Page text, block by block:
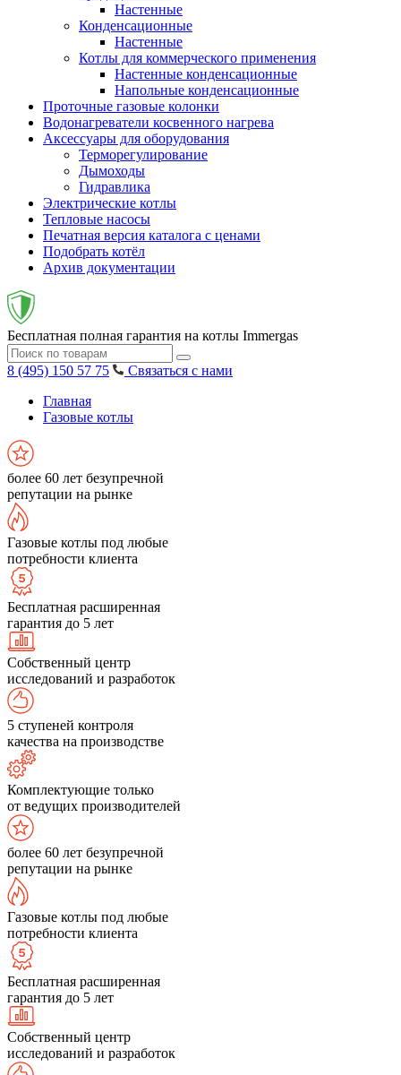
Настенные
Конденсационные
Настенные
Котлы для коммерческого применения
Настенные конденсационные
Напольные конденсационные
Проточные газовые колонки
Водонагреватели косвенного нагрева
Аксессуары для оборудования
Терморегулирование
Дымоходы
Гидравлика
Электрические котлы
Тепловые насосы
Печатная версия каталога с ценами
Подобрать котёл
Архив документации
Бесплатная полная гарантия на котлы Immergas
8 (495) 150 57 75
Связаться с нами
Главная
Газовые котлы
более 60 лет безупречной
репутации на рынке
Газовые котлы под любые
потребности клиента
Бесплатная расширенная
гарантия до 5 лет
Собственный центр
исследований и разработок
5 ступеней контроля
качества на производстве
Комплектующие только
от ведущих производителей
более 60 лет безупречной
репутации на рынке
Газовые котлы под любые
потребности клиента
Бесплатная расширенная
гарантия до 5 лет
Собственный центр
исследований и разработок